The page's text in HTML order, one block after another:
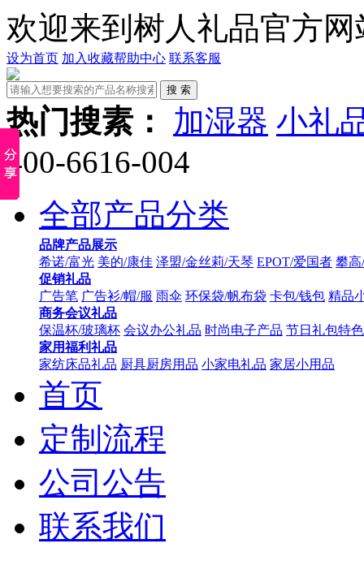
欢迎来到树人礼品官方网
设为首页 加入收藏帮助中心 联系客服
热门搜素： 加湿器 小礼
400-6616-004
全部产品分类
品牌产品展示
希诺/富光 美的/康佳 泽盟/金丝莉/天琴 EPOT/爱国者 攀高
促销礼品
广告笔 广告衫/帽/服 雨伞 环保袋/帆布袋 卡包/钱包 精品
商务会议礼品
保温杯/玻璃杯 会议办公礼品 时尚电子产品 节日礼包特
家用福利礼品
家纺床品礼品 厨具厨房用品 小家电礼品 家居小用品
首页
定制流程
公司公告
联系我们